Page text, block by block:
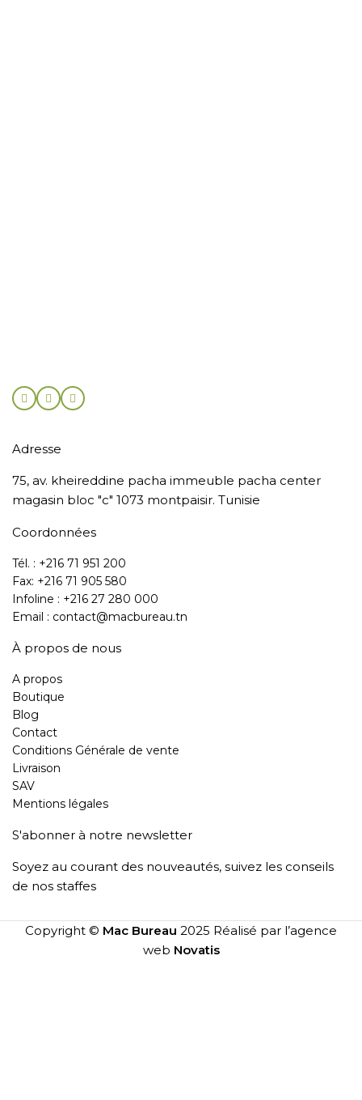
Adresse
75, av. kheireddine pacha immeuble pacha center
magasin bloc "c" 1073 montpaisir. Tunisie
Coordonnées
Tél. : +216 71 951 200
Fax: +216 71 905 580
Infoline : +216 27 280 000
Email : contact@macbureau.tn
À propos de nous
A propos
Boutique
Blog
Contact
Conditions Générale de vente
Livraison
SAV
Mentions légales
S'abonner à notre newsletter
Soyez au courant des nouveautés, suivez les conseils
de nos staffes
Copyright © Mac Bureau 2025 Réalisé par l’agence
web Novatis